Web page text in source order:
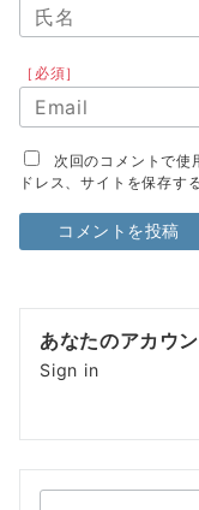
［必須］
次回のコメントで使
ドレス、サイトを保存する
あなたのアカウ
Sign in